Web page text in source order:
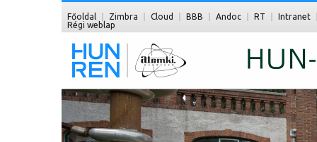
Főoldal Zimbra Cloud BBB Andoc RT
Intranet
Régi weblap